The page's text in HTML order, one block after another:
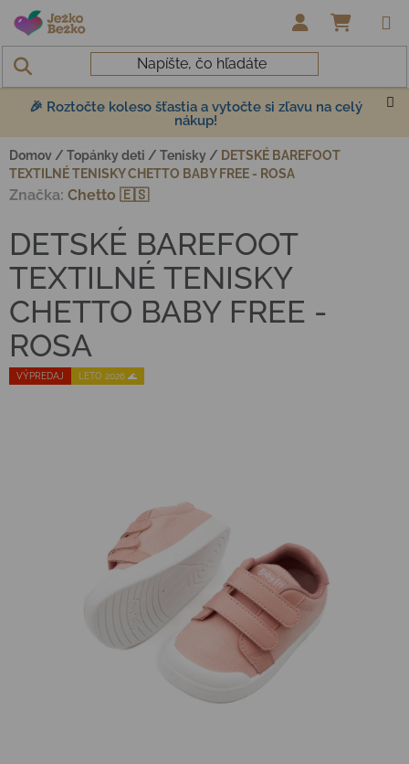
Prejsť na obsah
🎉 Roztočte koleso šťastia a vytočte si zľavu na celý
nákup!
Domov / Topánky deti / Tenisky / DETSKÉ BAREFOOT
TEXTILNÉ TENISKY CHETTO BABY FREE - ROSA
VÝPREDAJ LETO 2026 🌊
DETSKÉ BAREFOOT
TEXTILNÉ TENISKY
CHETTO BABY FREE -
ROSA
Značka: Chetto 🇪🇸